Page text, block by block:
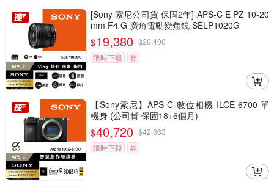
[Sony 索尼公司貨 保固2年] APS-C E PZ 10-20
mm F4 G 廣角電動變焦鏡 SELP1020G
$19,380 $20,400
限時下殺
券
【Sony索尼】APS-C 數位相機 ILCE-6700 單
機身 (公司貨 保固18+6個月)
$40,720 $42,863
限時下殺
券